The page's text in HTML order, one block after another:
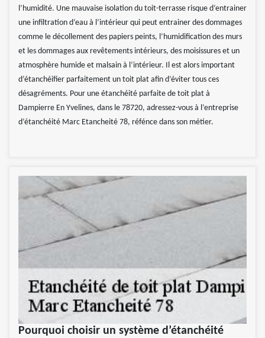
l’humidité. Une mauvaise isolation du toit-terrasse risque d’entrainer
une infiltration d’eau à l’intérieur qui peut entrainer des dommages
comme le décollement des papiers peints, l’humidification des murs
et les dommages aux revêtements intérieurs, des moisissures et un
atmosphère humide et malsain à l’intérieur. Il est alors important
d’étanchéifier parfaitement un toit plat afin d’éviter tous ces
désagréments. Pour une étanchéité parfaite de toit plat à
Dampierre En Yvelines, dans le 78720, adressez-vous à l’entreprise
d’étanchéité Marc Etancheité 78, réfénce dans son métier.
Pourquoi choisir un système d’étanchéité